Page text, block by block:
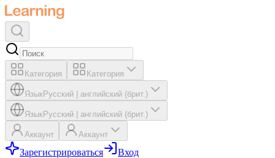
Категория Категория
ЯзыкРусский английский (брит.)
ЯзыкРусский английский (брит.)
Аккаунт Аккаунт
Зарегистрироваться Вход